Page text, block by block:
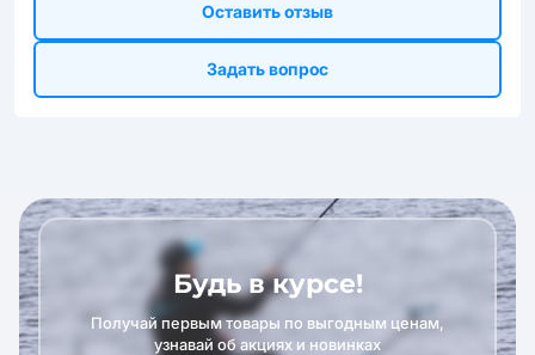
Оставить отзыв
Задать вопрос
Будь в курсе!
Получай первым товары по выгодным ценам,
узнавай об акциях и новинках